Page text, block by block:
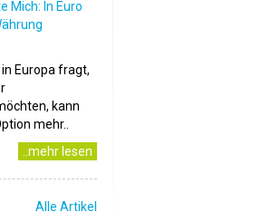
Mich: In Euro
Europa fragt,
kann
mehr..
..mehr lesen
Alle Artikel